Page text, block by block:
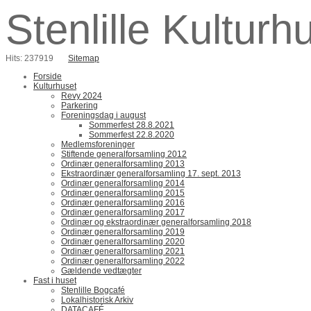
Stenlille
Hits: 237919
Sitemap
Forside
Kulturhuset
Revy 2024
Parkering
Foreningsdag i august
Sommerfest 28.8.2021
Sommerfest 22.8.2020
Medlemsforeninger
Stiftende generalforsamling 2012
Ordinær generalforsamling 2013
Ekstraordinær generalforsamling 17. sept. 2013
Ordinær generalforsamling 2014
Ordinær generalforsamling 2015
Ordinær generalforsamling 2016
Ordinær generalforsamling 2017
Ordinær og ekstraordinær generalforsamling 2018
Ordinær generalforsamling 2019
Ordinær generalforsamling 2020
Ordinær generalforsamling 2021
Ordinær generalforsamling 2022
Gældende vedtægter
Fast i huset
Stenlille Bogcafé
Lokalhistorisk Arkiv